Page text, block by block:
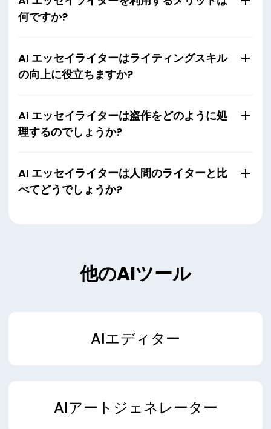
何ですか?
AI エッセイライターはライティングスキル
の向上に役立ちますか?
AI エッセイライターは盗作をどのように処
理するのでしょうか?
AI エッセイライターは人間のライターと比
べてどうでしょうか?
他のAIツール
AIエディター
AIアートジェネレーター